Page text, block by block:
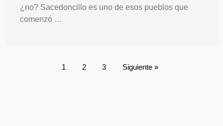
¿no? Sacedoncillo es uno de esos pueblos que
comenzó …
1 2 3 Siguiente »